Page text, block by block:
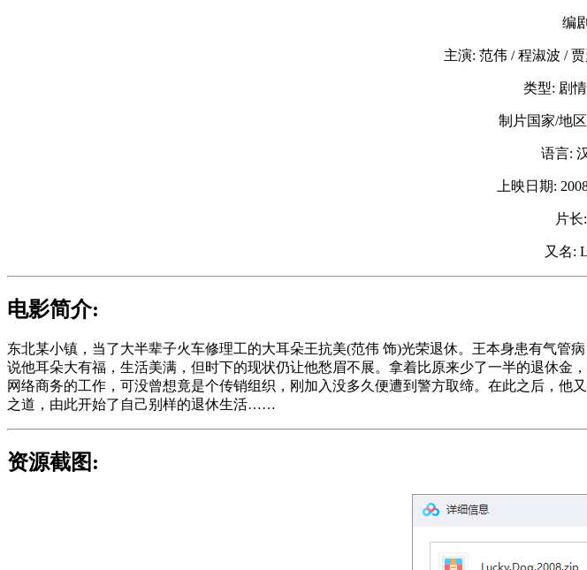
编
主演: 范伟 / 程淑波 /
类型: 剧
制片国家/地
语言:
上映日期:
片长
又名:
电影简介:
东北某小镇，当了大半辈子火车修理工的大耳朵王抗美(范伟 饰)光荣退休。王本身患有气
说他耳朵大有福，生活美满，但时下的现状仍让他愁眉不展。拿着比原来少了一半的退休
网络商务的工作，可没曾想竟是个传销组织，刚加入没多久便遭到警方取缔。在此之后，
之道，由此开始了自己别样的退休生活……
资源截图: